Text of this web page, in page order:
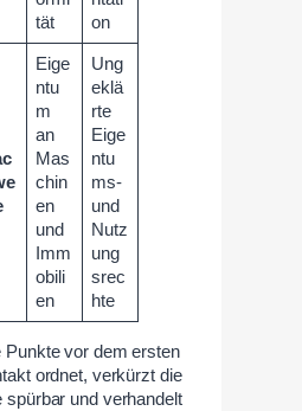
tät
on
Eige
ntu
m
an
Mas
chin
en
und
Imm
obili
en
Ung
eklä
rte
Eige
ntu
ms-
und
Nutz
ung
srec
hte
Punkte vor dem ersten
ordnet, verkürzt die
spürbar und verhandelt